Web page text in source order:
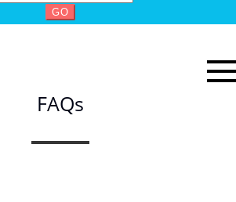
GO
FAQs